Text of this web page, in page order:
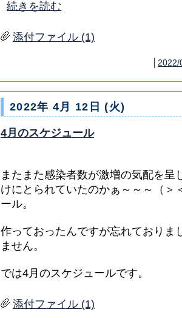
続きを読む
添付ファイル (1)
2022/
2022年 4月 12日 (火)
4月のスケジュール
またまた感染者数が激増の気配を呈
けにとられていたのかぁ～～～（＞
ール。
作っておったんですが忘れておりま
ません。
では4月のスケジュールです。
添付ファイル (1)